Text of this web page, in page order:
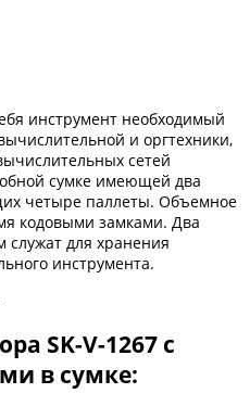
инструмент необходимый
и оргтехники,
сетей
сумке имеющей два
четыре паллеты. Объемное
кодовыми замками. Два
служат для хранения
инструмента.
SK-V-1267 с
в сумке: